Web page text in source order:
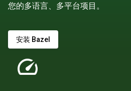
您的多语言、多平台项目。
安装 Bazel
speed